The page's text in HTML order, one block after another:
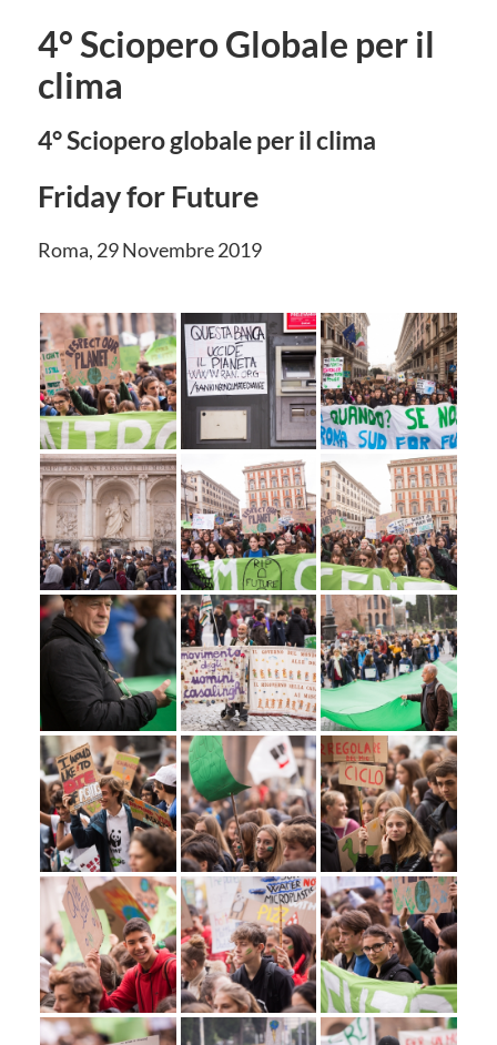
4° Sciopero Globale per il
clima
4° Sciopero globale per il clima
Friday for Future
Roma, 29 Novembre 2019